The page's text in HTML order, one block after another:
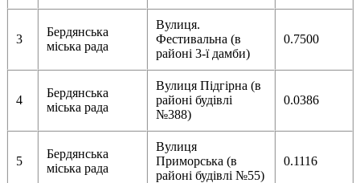
3
Бердянська
міська рада
Вулиця.
Фестивальна (в
районі 3-ї дамби)
0.7500
4
Бердянська
міська рада
Вулиця Підгірна (в
районі будівлі
№388)
0.0386
5
Бердянська
міська рада
Вулиця
Приморська (в
районі будівлі №55)
0.1116